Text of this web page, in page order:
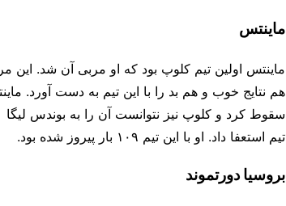
ماینتس
هم نتایج خوب و هم بد را با این تیم به دست آورد.
تیم استعفا داد. او با این تیم ۱۰۹ بار پیروز شده بود.
بروسیا دورتموند